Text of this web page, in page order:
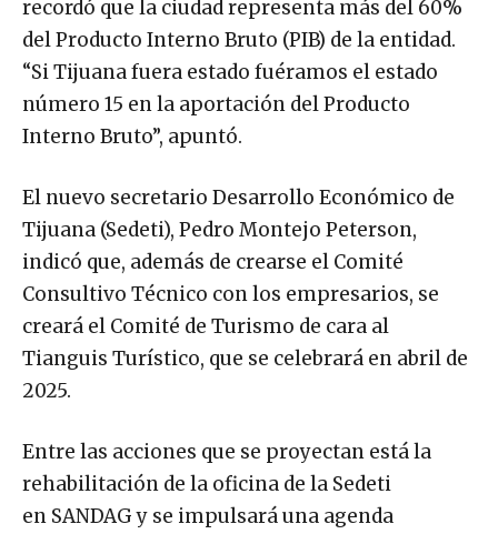
recordó que la ciudad representa más del 60%
del Producto Interno Bruto (PIB) de la entidad.
“Si Tijuana fuera estado fuéramos el estado
número 15 en la aportación del Producto
Interno Bruto”, apuntó.
El nuevo secretario Desarrollo Económico de
Tijuana (Sedeti), Pedro Montejo Peterson,
indicó que, además de crearse el Comité
Consultivo Técnico con los empresarios, se
creará el Comité de Turismo de cara al
Tianguis Turístico, que se celebrará en abril de
2025.
Entre las acciones que se proyectan está la
rehabilitación de la oficina de la Sedeti
en SANDAG y se impulsará una agenda